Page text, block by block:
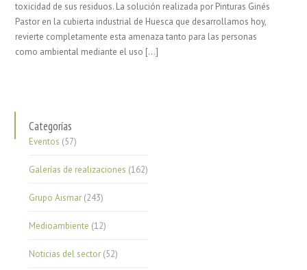
toxicidad de sus residuos. La solución realizada por Pinturas Ginés
Pastor en la cubierta industrial de Huesca que desarrollamos hoy,
revierte completamente esta amenaza tanto para las personas
como ambiental mediante el uso […]
Categorías
Eventos (57)
Galerías de realizaciones (162)
Grupo Aismar (243)
Medioambiente (12)
Noticias del sector (52)